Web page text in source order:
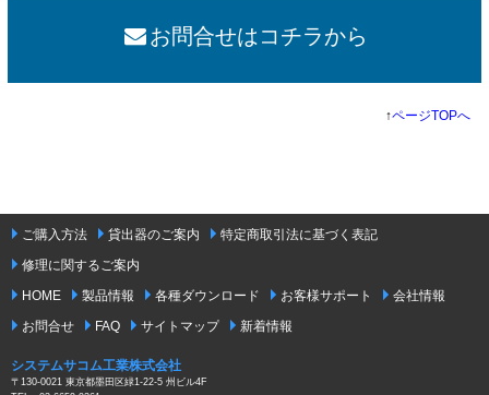
お問合せはコチラから
↑ページTOPへ
ご購入方法 貸出器のご案内
特定商取引法に基づく表記
修理に関するご案内
HOME
製品情報 各種ダウンロード お客様サポート
会社情報
お問合せ
FAQ サイトマップ 新着情報
システムサコム工業株式会社
〒130-0021 東京都墨田区緑1-22-5 州ビル4F